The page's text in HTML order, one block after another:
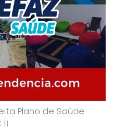
Plano de Saúde